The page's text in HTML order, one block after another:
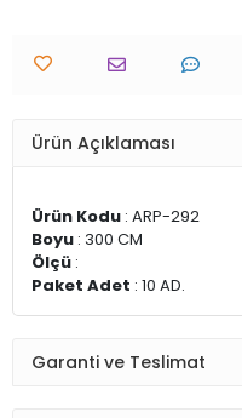
Ürün Açıklaması
Ürün Kodu : ARP-292
Boyu : 300 CM
Ölçü :
Paket Adet : 10 AD.
Garanti ve Teslimat